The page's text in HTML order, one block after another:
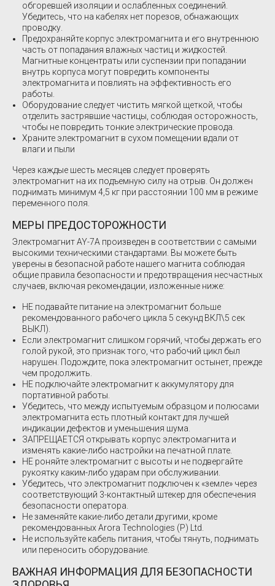
обгоревшей изоляции и ослабленных соединений.
Убедитесь, что на кабелях нет порезов, обнажающих
проводку.
Предохраняйте корпус электромагнита и его внутреннюю
часть от попадания влажных частиц и жидкостей.
Магнитные концентраты или суспензии при попадании
внутрь корпуса могут повредить компоненты
электромагнита и повлиять на эффективность его
работы.
Оборудование следует чистить мягкой щеткой, чтобы
отделить застрявшие частицы, соблюдая осторожность,
чтобы не повредить тонкие электрические провода.
Храните электромагнит в сухом помещении вдали от
влаги и пыли
Через каждые шесть месяцев следует проверять
электромагнит на их подъемную силу на отрыв. Он должен
поднимать минимум 4,5 кг при расстоянии 100 мм в режиме
переменного поля.
МЕРЫ ПРЕДОСТОРОЖНОСТИ
Электромагнит AY-7A произведен в соответствии с самыми
высокими техническими стандартами. Вы можете быть
уверены в безопасной работе нашего магнита соблюдая
общие правила безопасности и предотвращения несчастных
случаев, включая рекомендации, изложенные ниже:
НЕ подавайте питание на электромагнит больше
рекомендованного рабочего цикла 5 секунд ВКЛ\5 сек
ВЫКЛ).
Если электромагнит слишком горячий, чтобы держать его
голой рукой, это признак того, что рабочий цикл был
нарушен. Подождите, пока электромагнит остынет, прежде
чем продолжить.
НЕ подключайте электромагнит к аккумулятору для
портативной работы.
Убедитесь, что между испытуемым образцом и полюсами
электромагнита есть плотный контакт для лучшей
индикации дефектов и уменьшения шума.
ЗАПРЕЩАЕТСЯ открывать корпус электромагнита и
изменять какие-либо настройки на печатной плате.
НЕ роняйте электромагнит с высоты и не подвергайте
рукоятку каким-либо ударам при обслуживании.
Убедитесь, что электромагнит подключен к «земле» через
соответствующий 3-контактный штекер для обеспечения
безопасности оператора.
Не заменяйте какие-либо детали другими, кроме
рекомендованных Arora Technologies (P) Ltd.
Не используйте кабель питания, чтобы тянуть, поднимать
или переносить оборудование.
ВАЖНАЯ ИНФОРМАЦИЯ ДЛЯ БЕЗОПАСНОСТИ